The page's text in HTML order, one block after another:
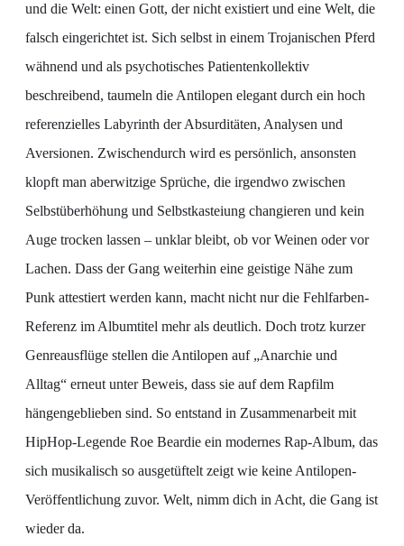
und die Welt: einen Gott, der nicht existiert und eine Welt, die
falsch eingerichtet ist. Sich selbst in einem Trojanischen Pferd
wähnend und als psychotisches Patientenkollektiv
beschreibend, taumeln die Antilopen elegant durch ein hoch
referenzielles Labyrinth der Absurditäten, Analysen und
Aversionen. Zwischendurch wird es persönlich, ansonsten
klopft man aberwitzige Sprüche, die irgendwo zwischen
Selbstüberhöhung und Selbstkasteiung changieren und kein
Auge trocken lassen – unklar bleibt, ob vor Weinen oder vor
Lachen. Dass der Gang weiterhin eine geistige Nähe zum
Punk attestiert werden kann, macht nicht nur die Fehlfarben-
Referenz im Albumtitel mehr als deutlich. Doch trotz kurzer
Genreausflüge stellen die Antilopen auf „Anarchie und
Alltag“ erneut unter Beweis, dass sie auf dem Rapfilm
hängengeblieben sind. So entstand in Zusammenarbeit mit
HipHop-Legende Roe Beardie ein modernes Rap-Album, das
sich musikalisch so ausgetüftelt zeigt wie keine Antilopen-
Veröffentlichung zuvor. Welt, nimm dich in Acht, die Gang ist
wieder da.